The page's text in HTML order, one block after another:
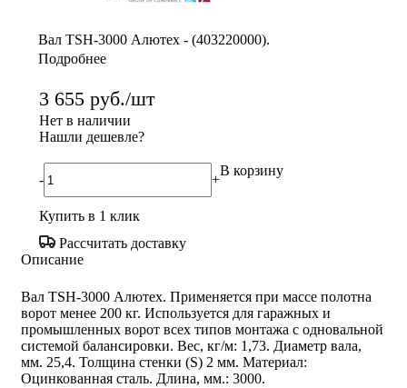
Вал TSH-3000 Алютех - (403220000).
Подробнее
3 655 руб./шт
Нет в наличии
Нашли дешевле?
- +
В корзину
Купить в 1 клик
Рассчитать доставку
Описание
Вал TSH-3000 Алютех. Применяется при массе полотна
ворот менее 200 кг. Используется для гаражных и
промышленных ворот всех типов монтажа с одновальной
системой балансировки. Вес, кг/м: 1,73. Диаметр вала,
мм. 25,4. Толщина стенки (S) 2 мм. Материал:
Оцинкованная сталь. Длина, мм.: 3000.